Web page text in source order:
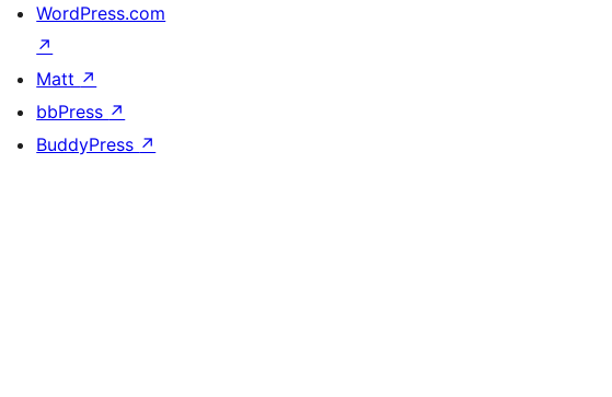
WordPress.com
↗
Matt ↗
bbPress ↗
BuddyPress ↗